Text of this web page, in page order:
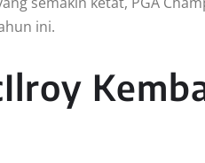
ini.